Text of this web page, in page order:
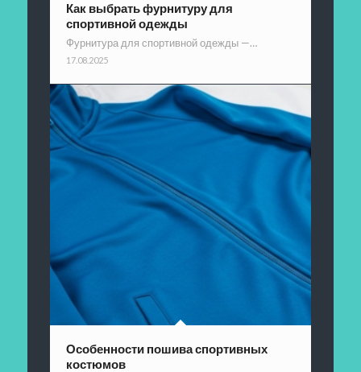
Как выбрать фурнитуру для
спортивной одежды
Фурнитура для спортивной одежды —…
17.08.2025
Особенности пошива спортивных
костюмов